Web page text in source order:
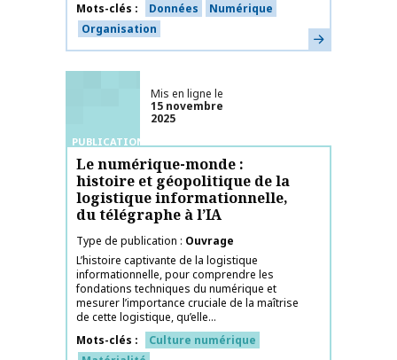
Mots-clés
Données
Numérique
Organisation
En savoir plus
PUBLICATIONS
Mis en ligne le
15 novembre
2025
Le numérique-monde :
histoire et géopolitique de la
logistique informationnelle,
du télégraphe à l’IA
Type de publication
Ouvrage
L’histoire captivante de la logistique
informationnelle, pour comprendre les
fondations techniques du numérique et
mesurer l’importance cruciale de la maîtrise
de cette logistique, qu’elle...
Mots-clés
Culture numérique